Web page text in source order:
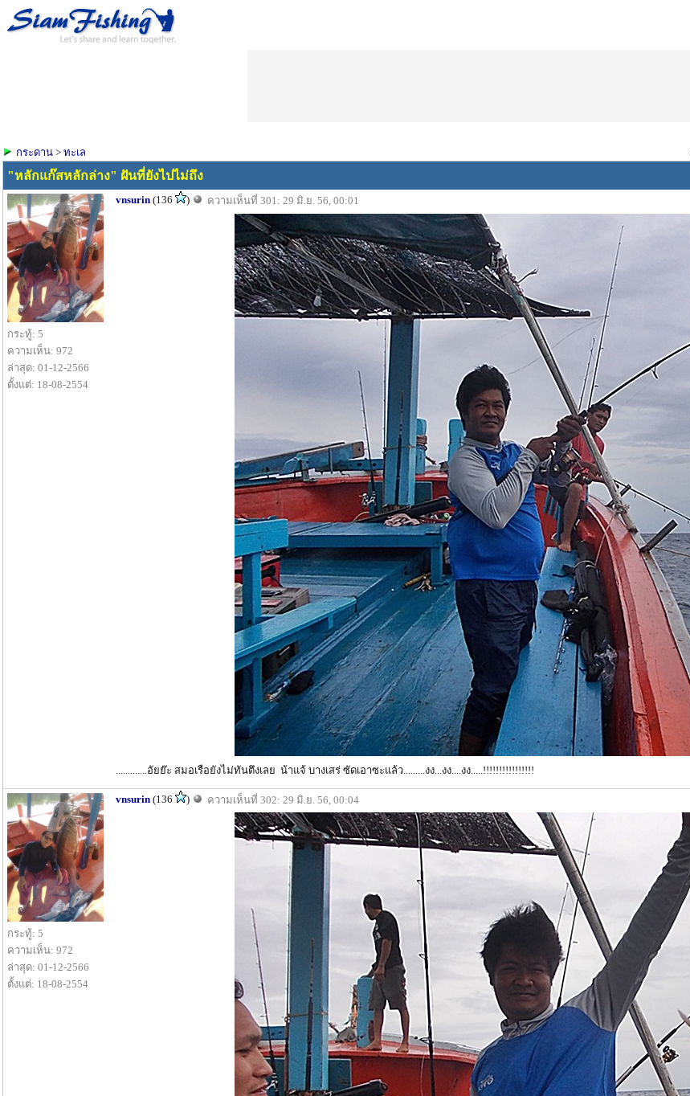
กระดาน > ทะเล
"หลักแก๊สหลักล่าง" ฝันที่ยังไปไม่ถึง
กระทู้: 5
ความเห็น: 972
ล่าสุด: 01-12-2566
ตั้งแต่: 18-08-2554
vnsurin (136 ) ความเห็นที่ 301: 29 มิ.ย. 56, 00:01
.............อัยย๊ะ สมอเรือยังไม่ทันตึงเลย น้าแจ้ บางเสร่ ซัดเอาซะแล้ว.........งง...งง....งง.....!!!!!!!!!!!!!!!!
กระทู้: 5
ความเห็น: 972
ล่าสุด: 01-12-2566
ตั้งแต่: 18-08-2554
vnsurin (136 ) ความเห็นที่ 302: 29 มิ.ย. 56, 00:04